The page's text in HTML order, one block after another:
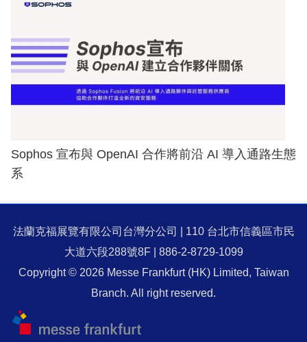
Sophos 宣布與 OpenAI 合作將前沿 AI 導入通路生態
系
法蘭克福展覽有限公司台灣分公司 | 110 台北市信義區市民
大道六段288號8F | 886-2-8729-1099
Copyright © 2026 Messe Frankfurt (HK) Limited, Taiwan
Branch. All right reserved.